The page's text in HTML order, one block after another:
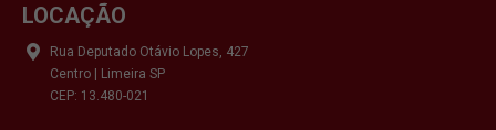
LOCAÇÃO
Rua Deputado Otávio Lopes, 427
Centro | Limeira SP
CEP: 13.480-021